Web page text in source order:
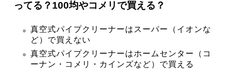
ってる？100均やコメリで買える？
真空式パイプクリーナーはスーパー（イオンな
ど）で買えない
真空式パイプクリーナーはホームセンター（コ
ーナン・コメリ・カインズなど）で買える